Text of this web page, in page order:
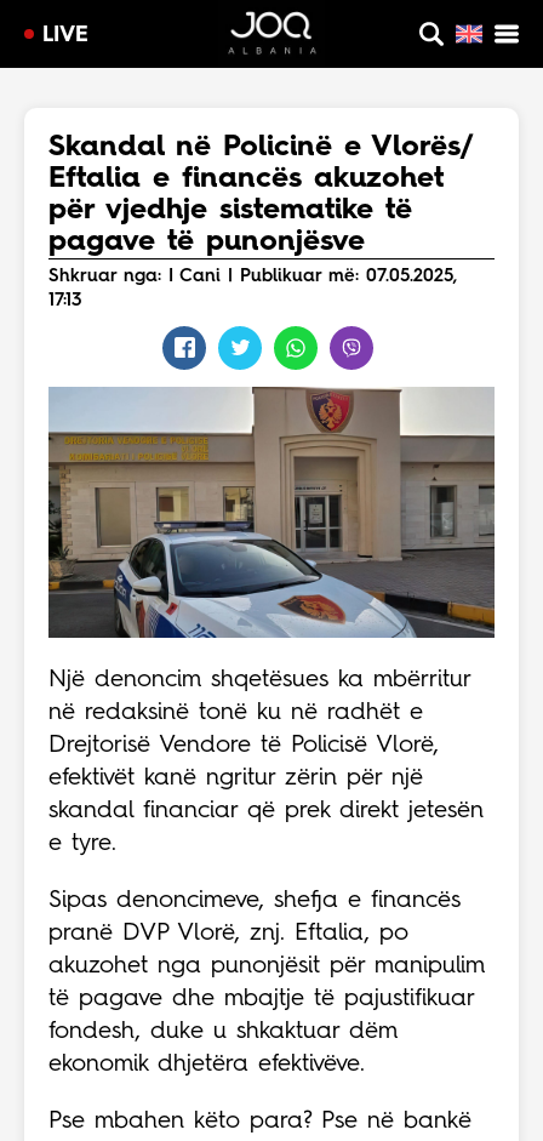
LIVE
Skandal në Policinë e Vlorës/
Eftalia e financës akuzohet
për vjedhje sistematike të
pagave të punonjësve
Shkruar nga: I Cani | Publikuar më: 07.05.2025,
17:13
Një denoncim shqetësues ka mbërritur
në redaksinë tonë ku në radhët e
Drejtorisë Vendore të Policisë Vlorë,
efektivët kanë ngritur zërin për një
skandal financiar që prek direkt jetesën
e tyre.
Sipas denoncimeve, shefja e financës
pranë DVP Vlorë, znj. Eftalia, po
akuzohet nga punonjësit për manipulim
të pagave dhe mbajtje të pajustifikuar
fondesh, duke u shkaktuar dëm
ekonomik dhjetëra efektivëve.
Pse mbahen këto para? Pse në bankë